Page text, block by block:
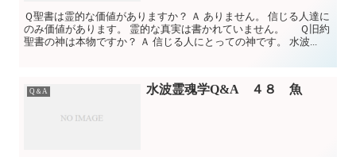
Ｑ聖書は霊的な価値がありますか？ Ａ ありません。 信じる人達に
のみ価値があります。 霊的な真実は書かれていません。 Ｑ旧約
聖書の神は本物ですか？ Ａ 信じる人にとっての神です。 水波...
Q＆A 水波霊魂学Q&A ４８ 魚